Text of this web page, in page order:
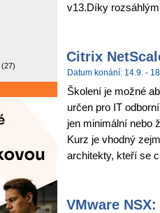
(27)
v13.Díky
Citrix
Datum konání: 14.9. -
Školení je možné
určen pro IT
jen minimální nebo
Kurz je vhodný
architekty, kteří se
VMware